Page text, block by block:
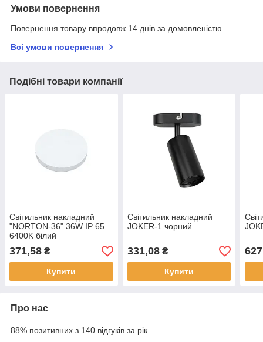
Умови повернення
Повернення товару впродовж 14 днів за домовленістю
Всі умови повернення
Подібні товари компанії
Світильник накладний
"NORTON-36" 36W IP 65
6400K білий
371,58 ₴
Купити
Світильник накладний
JOKER-1 чорний
331,08₴
Купити
Про нас
88% позитивних з 140 відгуків за рік